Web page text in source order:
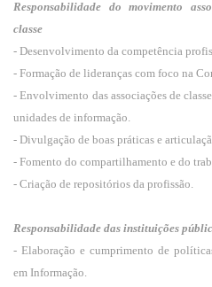
Responsabilidade do movimento
classe
- Desenvolvimento da competência
- Formação de lideranças com foco na
- Envolvimento das associações de
unidades de informação.
- Divulgação de boas práticas e
- Fomento do compartilhamento e do
- Criação de repositórios da profissão.
Responsabilidade das instituições
- Elaboração e cumprimento de
em Informação.